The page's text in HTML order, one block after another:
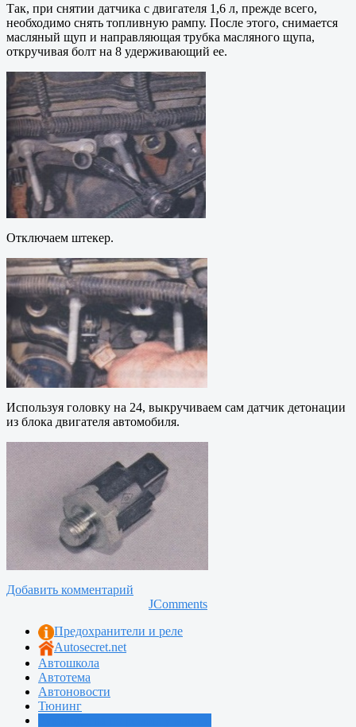
Так, при снятии датчика с двигателя 1,6 л, прежде всего,
необходимо снять топливную рампу. После этого, снимается
масляный щуп и направляющая трубка масляного щупа,
откручивая болт на 8 удерживающий ее.
Отключаем штекер.
Используя головку на 24, выкручиваем сам датчик детонации
из блока двигателя автомобиля.
Добавить комментарий
JComments
Предохранители и реле
Autosecret.net
Автошкола
Автотема
Автоновости
Тюнинг